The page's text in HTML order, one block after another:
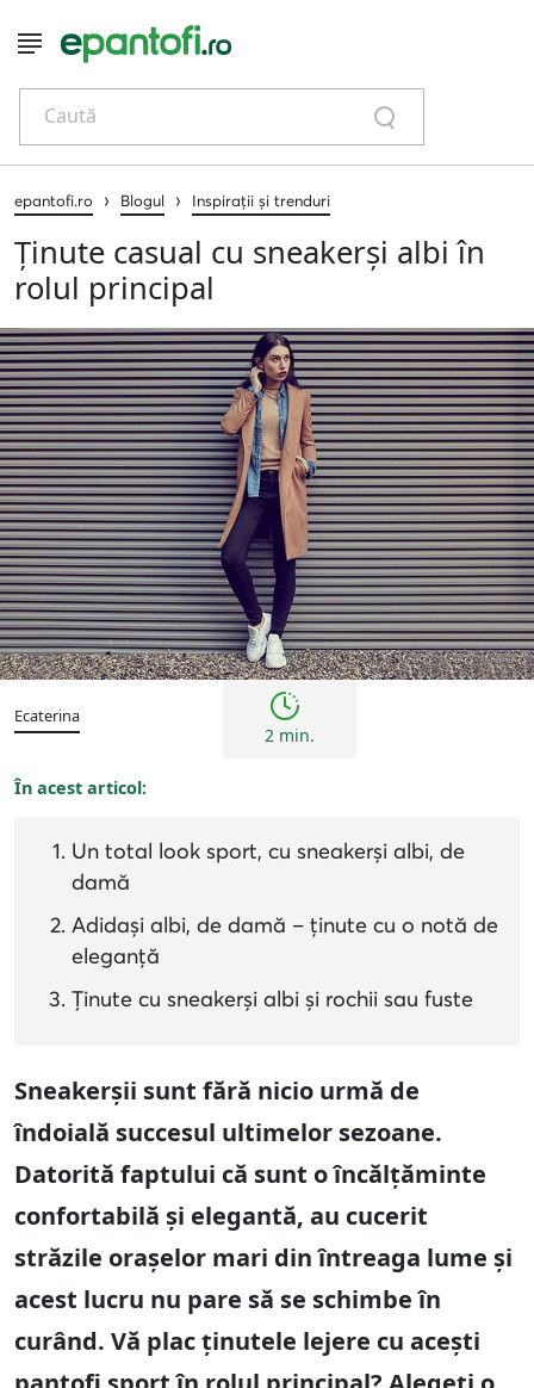
Caută
epantofi.ro › Blogul › Inspirații și trenduri
Ținute casual cu sneakerși albi în
rolul principal
Inspirații și trenduri
Ecaterina
2 min.
În acest articol:
Un total look sport, cu sneakerși albi, de
damă
Adidași albi, de damă – ținute cu o notă de
eleganță
Ținute cu sneakerși albi și rochii sau fuste
Sneakerșii sunt fără nicio urmă de
îndoială succesul ultimelor sezoane.
Datorită faptului că sunt o încălțăminte
confortabilă și elegantă, au cucerit
străzile orașelor mari din întreaga lume și
acest lucru nu pare să se schimbe în
curând. Vă plac ținutele lejere cu acești